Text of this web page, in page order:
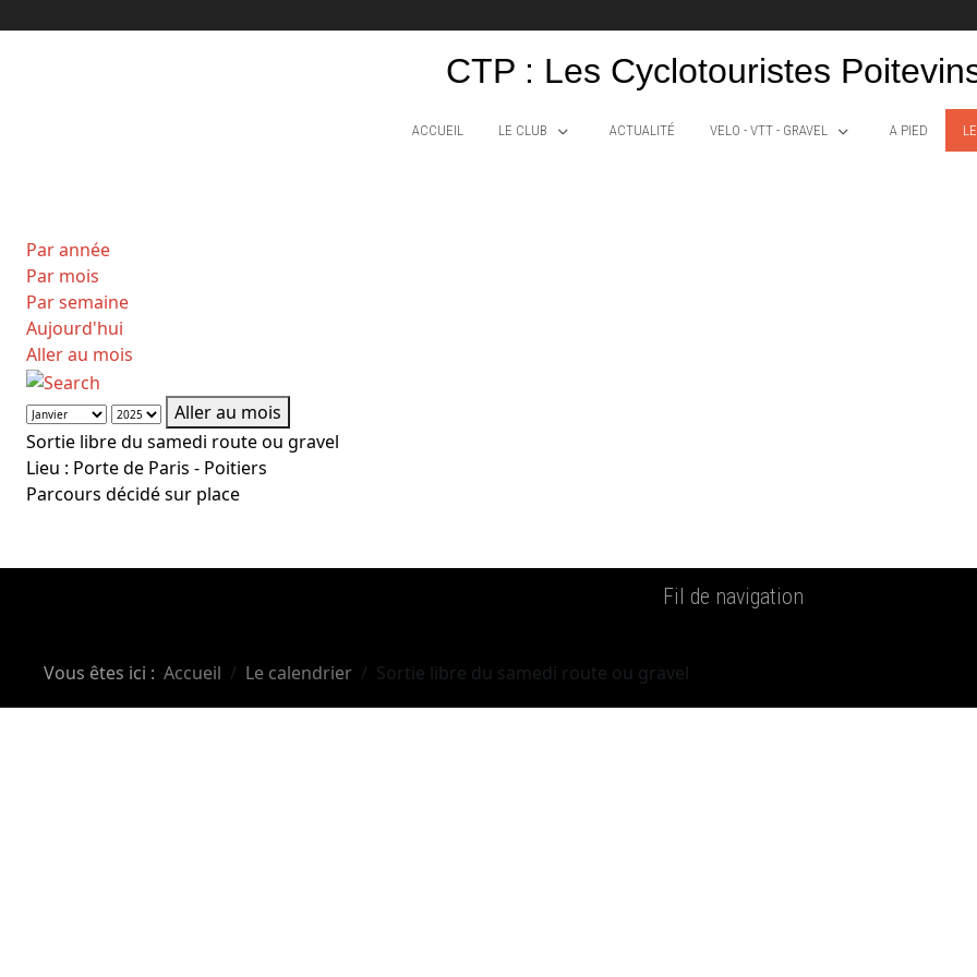
CTP : Les Cyclotouristes
ACCUEIL LE CLUB ACTUALITÉ VELO - VTT - GRAVEL A PIED
Par année
Par mois
Par semaine
Aujourd'hui
Aller au mois
Aller au mois
Sortie libre du samedi route ou gravel
Lieu : Porte de Paris - Poitiers
Parcours décidé sur place
Fil de navigation
Vous êtes ici : Accueil Le calendrier Sortie libre du samedi route ou gravel